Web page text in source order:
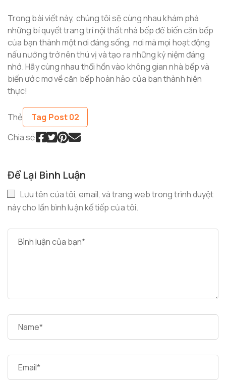
Trong bài viết này, chúng tôi sẽ cùng nhau khám phá
những bí quyết trang trí nội thất nhà bếp để biến căn bếp
của bạn thành một nơi đáng sống, nơi mà mọi hoạt động
nấu nướng trở nên thú vị và tạo ra những kỷ niệm đáng
nhớ. Hãy cùng nhau thổi hồn vào không gian nhà bếp và
biến ước mơ về căn bếp hoàn hảo của bạn thành hiện
thực!
Thẻ
Tag Post 02
Chia sẻ
Để Lại Bình Luận
Lưu tên của tôi, email, và trang web trong trình duyệt
này cho lần bình luận kế tiếp của tôi.